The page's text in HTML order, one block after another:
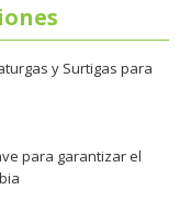
y Surtigas para
para garantizar el